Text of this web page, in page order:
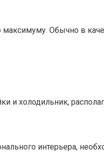
Обычно в
и холодильник,
интерьера,